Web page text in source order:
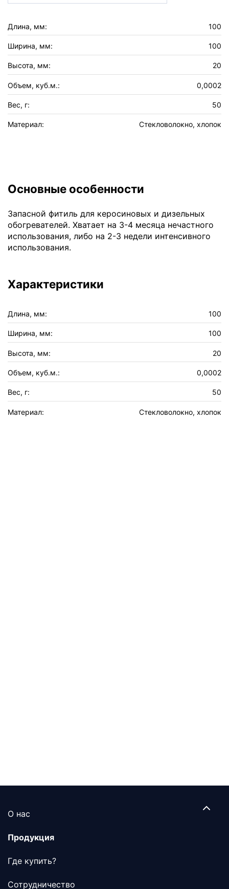
Длина, мм: 100
Ширина, мм: 100
Высота, мм: 20
Объем, куб.м.: 0,0002
Вес, г: 50
Материал: Стекловолокно, хлопок
Основные особенности
Запасной фитиль для керосиновых и дизельных
обогревателей. Хватает на 3-4 месяца нечастного
использования, либо на 2-3 недели интенсивного
использования.
Характеристики
Длина, мм: 100
Ширина, мм: 100
Высота, мм: 20
Объем, куб.м.: 0,0002
Вес, г: 50
Материал: Стекловолокно, хлопок
О нас
Продукция
Где купить?
Сотрудничество